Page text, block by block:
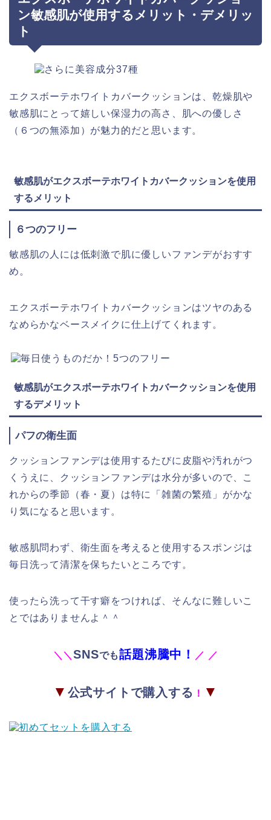
ン敏感肌が使用するメリット・デメリッ
ト
エクスボーテホワイトカバークッションは、乾燥肌や
敏感肌にとって嬉しい保湿力の高さ、肌への優しさ
（６つの無添加）が魅力的だと思います。
敏感肌がエクスボーテホワイトカバークッションを使用
するメリット
６つのフリー
敏感肌の人には低刺激で肌に優しいファンデがおすす
め。
エクスボーテホワイトカバークッションはツヤのある
なめらかなベースメイクに仕上げてくれます。
敏感肌がエクスボーテホワイトカバークッションを使用
するデメリット
パフの衛生面
クッションファンデは使用するたびに皮脂や汚れがつ
くうえに、クッションファンデは水分が多いので、こ
れからの季節（春・夏）は特に「雑菌の繁殖」がかな
り気になると思います。
敏感肌問わず、衛生面を考えると使用するスポンジは
毎日洗って清潔を保ちたいところです。
使ったら洗って干す癖をつければ、そんなに難しいこ
とではありませんよ＾＾
＼ ＼SNSでも話題沸騰中！ ／ ／
▼ 公式サイトで購入する ！ ▼